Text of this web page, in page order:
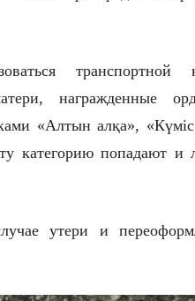
транспортной
награжденные
«Алтын алқа», «Күміс
категорию попадают и
утери и